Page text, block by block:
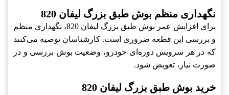
نگهداری منظم بوش طبق بزرگ لیفان 820
برای افزایش عمر بوش طبق بزرگ لیفان 820، نگهداری منظم
و بررسی این قطعه ضروری است. کارشناسان توصیه می‌کنند
که در هر سرویس دوره‌ای خودرو، وضعیت بوش بررسی و در
صورت نیاز، تعویض شود.
خرید بوش طبق بزرگ لیفان 820